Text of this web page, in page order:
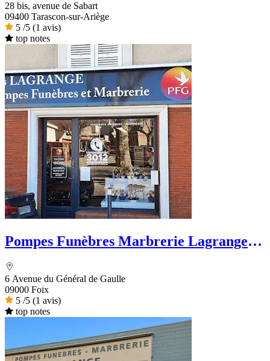
28 bis, avenue de Sabart
09400 Tarascon-sur-Ariège
5 /5 (1 avis)
top notes
Pompes Funèbres Marbrerie Lagrange -
6 Avenue du Général de Gaulle
09000 Foix
5 /5 (1 avis)
top notes